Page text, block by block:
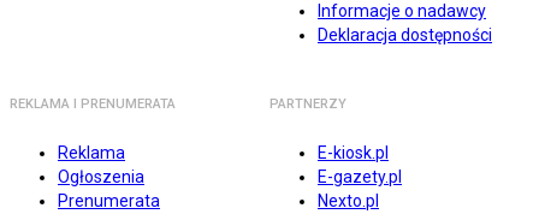
Informacje o nadawcy
Deklaracja dostępności
REKLAMA I PRENUMERATA
Reklama
Ogłoszenia
Prenumerata
PARTNERZY
E-kiosk.pl
E-gazety.pl
Nexto.pl